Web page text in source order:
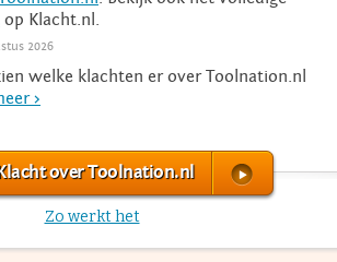
op Klacht.nl.
2026
welke klachten er over Toolnation.nl
>
over Toolnation.nl
Zo werkt het